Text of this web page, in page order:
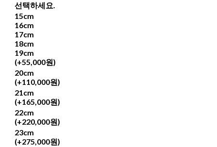
선택하세요.
15cm
16cm
17cm
18cm
19cm
(+55,000원)
20cm
(+110,000원)
21cm
(+165,000원)
22cm
(+220,000원)
23cm
(+275,000원)